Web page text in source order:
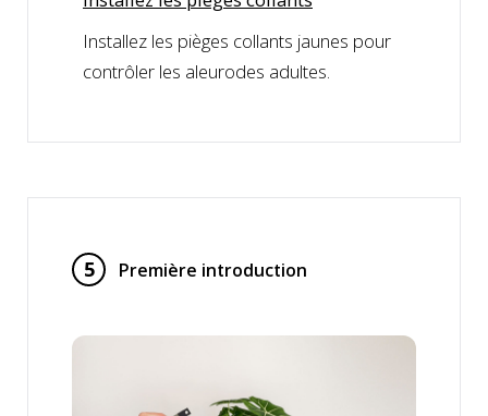
Installez les pièges collants jaunes pour
contrôler les aleurodes adultes.
5 Première introduction